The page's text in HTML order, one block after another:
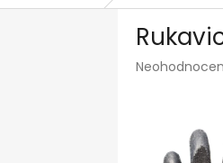
Průměrné